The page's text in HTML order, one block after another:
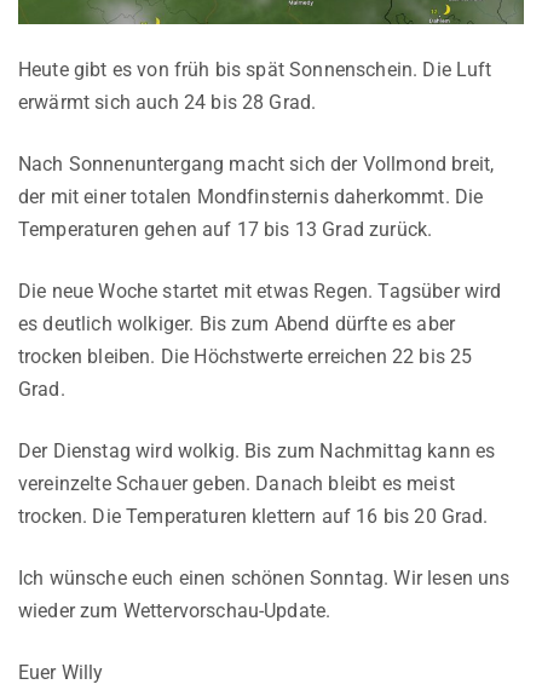
Heute gibt es von früh bis spät Sonnenschein. Die Luft
erwärmt sich auch 24 bis 28 Grad.
Nach Sonnenuntergang macht sich der Vollmond breit,
der mit einer totalen Mondfinsternis daherkommt. Die
Temperaturen gehen auf 17 bis 13 Grad zurück.
Die neue Woche startet mit etwas Regen. Tagsüber wird
es deutlich wolkiger. Bis zum Abend dürfte es aber
trocken bleiben. Die Höchstwerte erreichen 22 bis 25
Grad.
Der Dienstag wird wolkig. Bis zum Nachmittag kann es
vereinzelte Schauer geben. Danach bleibt es meist
trocken. Die Temperaturen klettern auf 16 bis 20 Grad.
Ich wünsche euch einen schönen Sonntag. Wir lesen uns
wieder zum Wettervorschau-Update.
Euer Willy